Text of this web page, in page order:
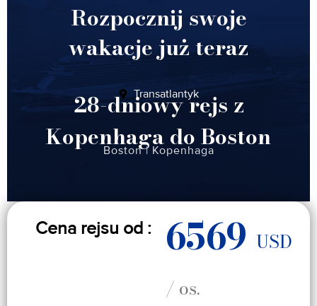
Rozpocznij swoje
wakacje już teraz
Transatlantyk
28-dniowy rejs z
Kopenhaga do Boston
Boston| Kopenhaga
Cena rejsu od : 6569 USD
/ os.